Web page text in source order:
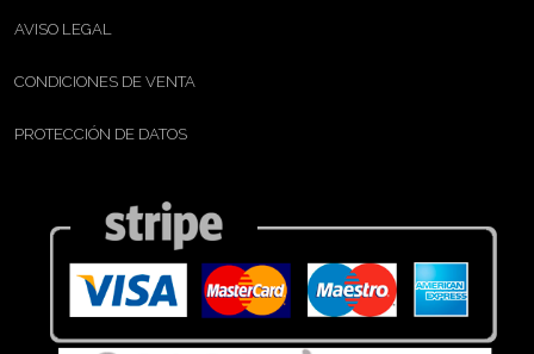
AVISO LEGAL
CONDICIONES DE VENTA
PROTECCIÓN DE DATOS